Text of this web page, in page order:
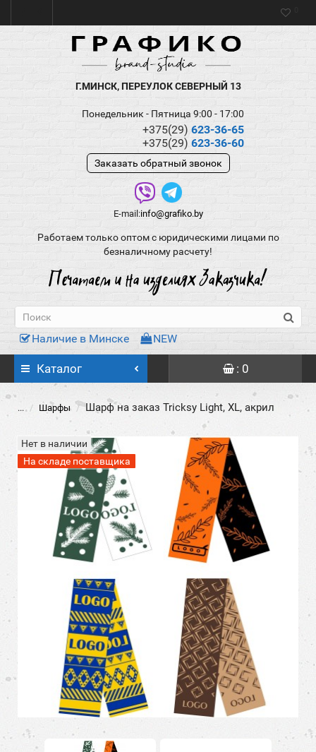
Г.МИНСК, ПЕРЕУЛОК СЕВЕРНЫЙ 13
Понедельник - Пятница 9:00 - 17:00
+375(29) 623-36-65
+375(29) 623-36-60
Заказать обратный звонок
E-mail:info@grafiko.by
Работаем только оптом с юридическими лицами по
безналичному расчету!
Наличие в Минске NEW
Каталог : 0
... Шарфы Шарф на заказ Tricksy Light, XL, акрил
Нет в наличии
На складе поставщика